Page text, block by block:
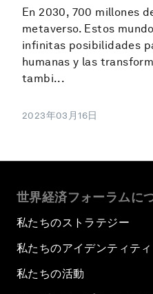
En 2030, 700 millones
metaverso. Estos
infinitas posibilidades
humanas y las
tambi...
2023年03月16日
世界経済フォーラムに
私たちのストラテジー
私たちのアイデンティティ
私たちの活動